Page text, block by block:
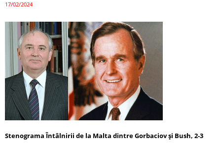
17/02/2024
Stenograma Întâlnirii de la Malta dintre Gorbaciov și Bush, 2-3